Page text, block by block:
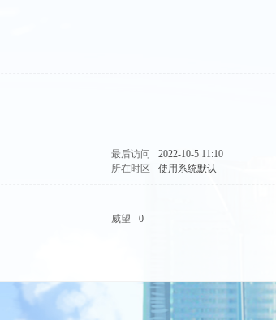
最后访问
2022-10-5 11:10
所在时区 使用系统默认
威望
0